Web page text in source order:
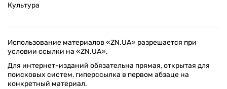
Культура
Использование материалов «ZN.UA» разрешается при
условии ссылки на «ZN.UA».
Для интернет-изданий обязательна прямая, открытая для
поисковых систем, гиперссылка в первом абзаце на
конкретный материал.